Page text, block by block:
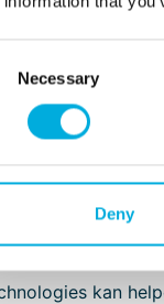
Necessary
Deny
kan